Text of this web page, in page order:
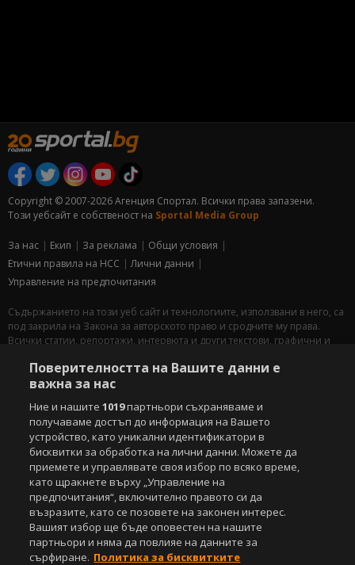
Copyright © 2007-2026 Агенция Спортал. Всички права запазени.
Този уебсайт е собственост на Sportal Media Group
За нас Екип За рекламa
Общи условия
Етични правила на НСС
Лични данни
Управление на предпочитания
Съдържанието на този уеб сайт и технологиите, използвани в него, са
под закрила на Закона за авторското право и сродните му права.
Всички статии, репортажи, интервюта и други текстови, графични и
Спортал, освен ако изрично е посочено друго. Допуска се
публикуване на текстови материали само след писмено съгласие на
www.sportal.bg. Използването на графични и видео материали,
публикувани в сайта, е строго забранено. Нарушителите ще бъдат
санкционирани с цялата строгост на закона.
СвалиБЕЗПЛАТНОТОприложение за:
Android
Поверителността на Вашите данни е
важна за нас
Ние и нашите1019партньори съхраняваме и
получаваме достъп до информация на Вашето
устройство, като уникални идентификатори в
бисквитки за обработка на лични данни. Можете да
приемете и управлявате своя избор по всяко време,
като щракнете върху „Управление на
предпочитания“, включително правото си да
възразите, като се позовете на законен интерес.
Вашият избор ще бъде оповестен на нашите
партньори и няма да повлияе на данните за
сърфиране. Политика за бисквитките